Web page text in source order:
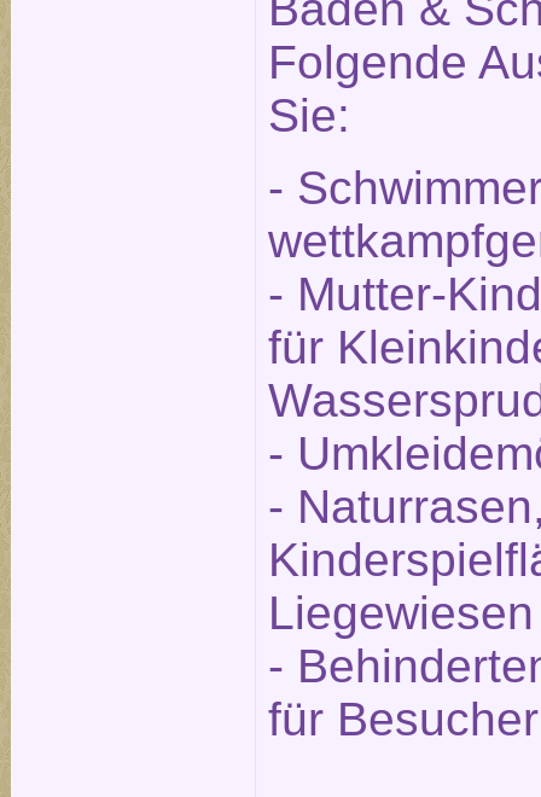
Folgende
Sie:
-
- Mutter-
für
-
-
Liegewiesen
-
für